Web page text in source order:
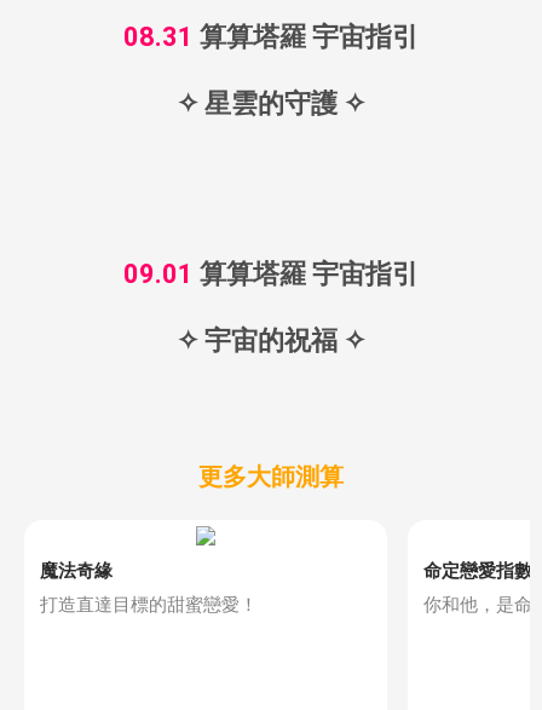
08.31 算算塔羅 宇宙指引
✧ 星雲的守護 ✧
09.01 算算塔羅 宇宙指引
✧ 宇宙的祝福 ✧
更多大師測算
魔法奇緣
打造直達目標的甜蜜戀愛！
命定戀愛指數
你和他，是命